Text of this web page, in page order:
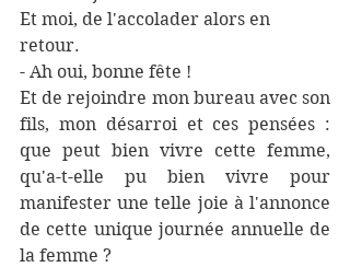
Et moi, de l'accolader alors en
retour.
- Ah oui, bonne fête !
Et de rejoindre mon bureau avec son
fils, mon désarroi et ces pensées :
que peut bien vivre cette femme,
qu'a-t-elle pu bien vivre pour
manifester une telle joie à l'annonce
de cette unique journée annuelle de
la femme ?